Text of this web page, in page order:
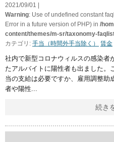
2021/09/01 |
Warning: Use of undefined constant
Error in a future version of PHP) in /
content/themes/m-sr/taxonomy-
カテゴリ: 手当（時間外手当除く） 賃金
社内で新型コロナウィルスの感染者
たアルバイトに陽性者も出ました。
当の支給は必要ですか、雇用調整助
者や陽性
続き